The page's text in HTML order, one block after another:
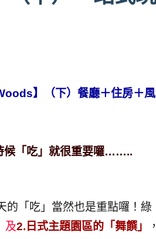
】（下）餐廳＋住房＋風
候「吃」就很重要囉……..
的「吃」當然也是重點囉！綠
及2.日式主題園區的「舞饌」
，